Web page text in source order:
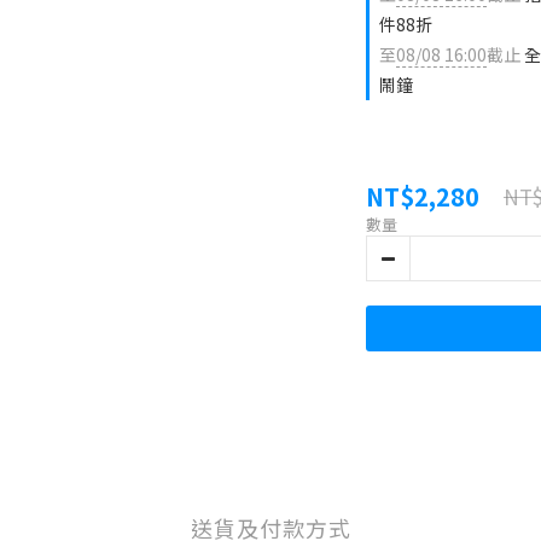
件88折
至08/08 16:00截止
鬧鐘
NT$2,280
數量
送貨及付款方式